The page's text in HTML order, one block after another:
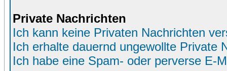
Private Nachrichten
Ich kann keine Privaten Nachrichten
Ich erhalte dauernd ungewollte Private
Ich habe eine Spam- oder perverse E-